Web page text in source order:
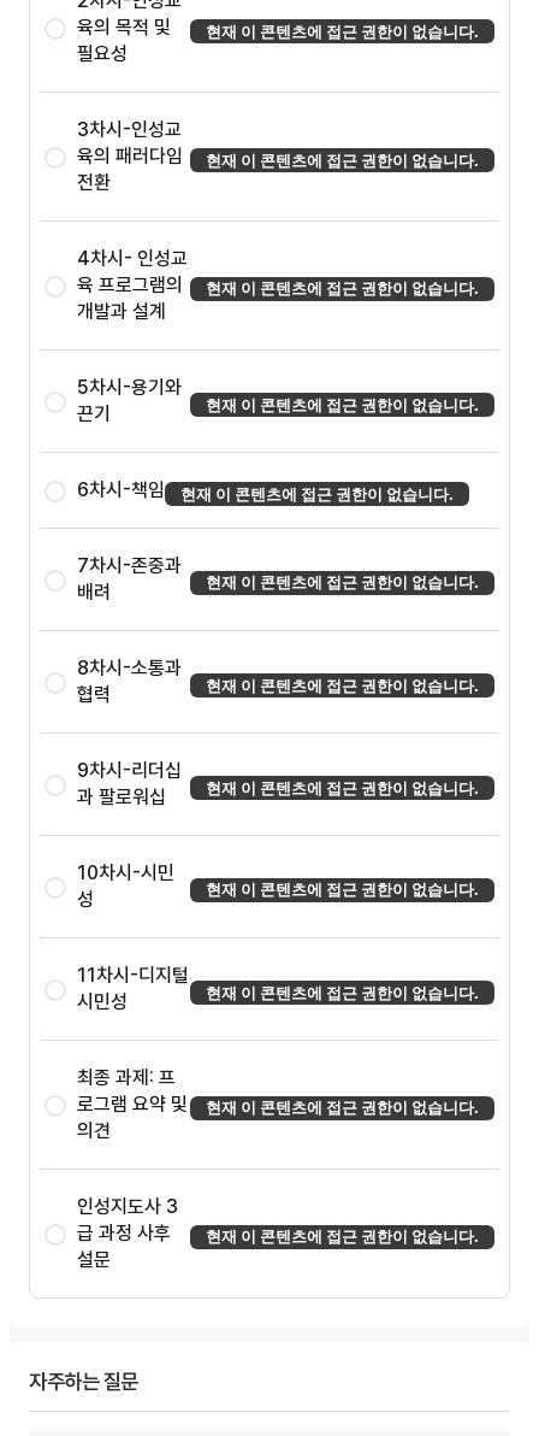
육의 목적 및
필요성
현재 이 콘텐츠에 접근 권한이 없습니다.
3차시-인성교
육의 패러다임
전환
현재 이 콘텐츠에 접근 권한이 없습니다.
4차시- 인성교
육 프로그램의
개발과 설계
현재 이 콘텐츠에 접근 권한이 없습니다.
5차시-용기와
끈기
현재 이 콘텐츠에 접근 권한이 없습니다.
6차시-책임 현재 이 콘텐츠에 접근 권한이 없습니다.
7차시-존중과
배려
현재 이 콘텐츠에 접근 권한이 없습니다.
8차시-소통과
협력
현재 이 콘텐츠에 접근 권한이 없습니다.
9차시-리더십
과 팔로워십
현재 이 콘텐츠에 접근 권한이 없습니다.
10차시-시민
성
현재 이 콘텐츠에 접근 권한이 없습니다.
11차시-디지털
시민성
현재 이 콘텐츠에 접근 권한이 없습니다.
최종 과제: 프
로그램 요약 및
의견
현재 이 콘텐츠에 접근 권한이 없습니다.
인성지도사 3
급 과정 사후
설문
현재 이 콘텐츠에 접근 권한이 없습니다.
자주하는 질문